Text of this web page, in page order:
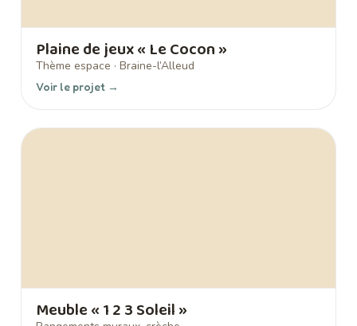
Plaine de jeux « Le Cocon »
Thème espace · Braine-l’Alleud
Voir le projet →
Meuble « 1 2 3 Soleil »